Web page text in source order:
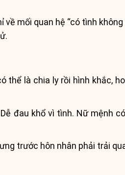
mối quan hệ “có tình không
thể là chia ly rồi hình khắc,
Dễ đau khổ vì tình. Nữ mệnh
trước hôn nhân phải trải